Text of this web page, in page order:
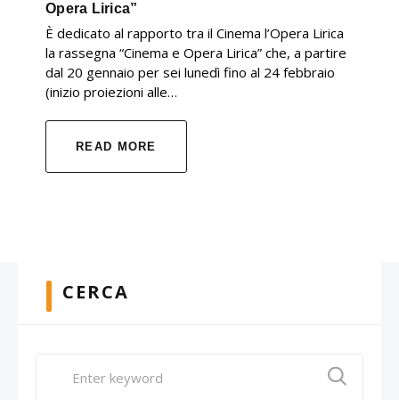
Opera Lirica”
È dedicato al rapporto tra il Cinema l’Opera Lirica
la rassegna “Cinema e Opera Lirica” che, a partire
dal 20 gennaio per sei lunedì fino al 24 febbraio
(inizio proiezioni alle…
READ MORE
CERCA